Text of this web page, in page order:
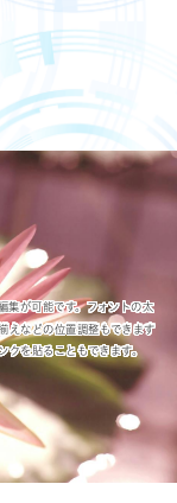
集が可能です。フォントの太
えなどの位置調整もできます
クを貼ることもできます。